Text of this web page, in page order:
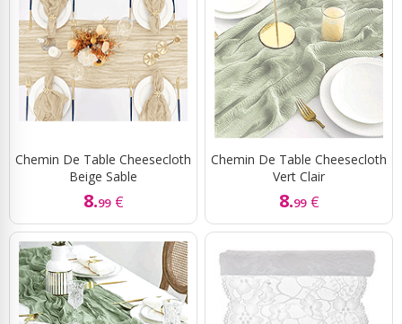
Chemin De Table Cheesecloth
Beige Sable
8.99 €
Chemin De Table Cheesecloth
Vert Clair
8.99 €